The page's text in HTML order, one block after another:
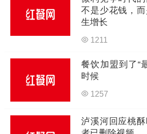
不是少花钱，
生增长
1211
餐饮加盟到了“
时候
1257
泸溪河回应桃